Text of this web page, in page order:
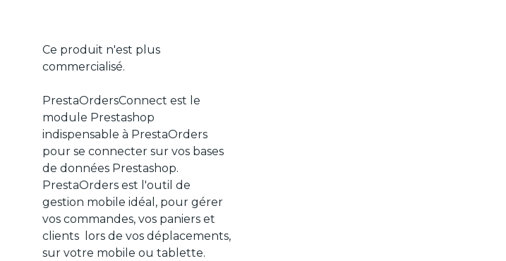
Ce produit n'est plus
commercialisé.
PrestaOrdersConnect est le
module Prestashop
indispensable à PrestaOrders
pour se connecter sur vos bases
de données Prestashop.
PrestaOrders est l'outil de
gestion mobile idéal, pour gérer
vos commandes, vos paniers et
clients lors de vos déplacements,
sur votre mobile ou tablette.